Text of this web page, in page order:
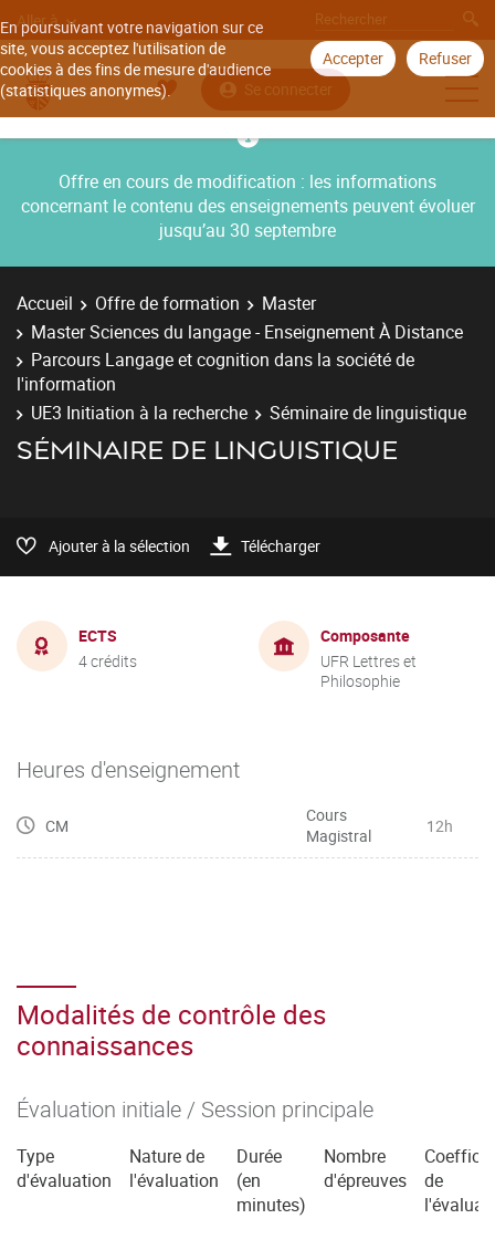
En poursuivant votre navigation sur ce
site, vous acceptez l'utilisation de
cookies à des fins de mesure d'audience
(statistiques anonymes).
Accepter Refuser
Aller à
Se connecter
Offre en cours de modification : les informations
concernant le contenu des enseignements peuvent évoluer
jusqu’au 30 septembre
Accueil Offre de formation
Master
Master Sciences du langage - Enseignement À Distance
Parcours Langage et cognition dans la société de
l'information
UE3 Initiation à la recherche
Séminaire de linguistique
SÉMINAIRE DE LINGUISTIQUE
Ajouter à la sélection Télécharger
ECTS
4 crédits
Composante
UFR Lettres et
Philosophie
Heures d'enseignement
CM
Cours
Magistral
12h
Modalités de contrôle des
connaissances
Évaluation initiale / Session principale
Type
d'évaluation
Nature de
l'évaluation
Durée
(en
minutes)
Nombre
d'épreuves
de